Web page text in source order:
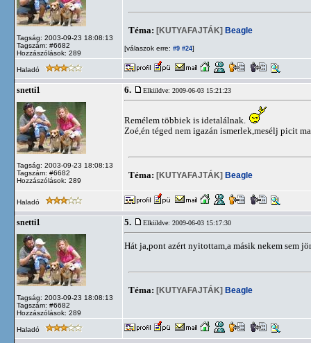
Tagság: 2003-09-23 18:08:13
Tagszám: #6682
Hozzászólások: 289
Téma: [KUTYAFAJTÁK] Beagle
[válaszok erre: #9 #24]
Haladó
snetti1
Tagság: 2003-09-23 18:08:13
Tagszám: #6682
Hozzászólások: 289
6. Elküldve: 2009-06-03 15:21:23
Remélem többiek is idetalálnak.
Zoé,én téged nem igazán ismerlek,mesélj picit
Téma: [KUTYAFAJTÁK] Beagle
Haladó
snetti1
Tagság: 2003-09-23 18:08:13
Tagszám: #6682
Hozzászólások: 289
5. Elküldve: 2009-06-03 15:17:30
Hát ja,pont azért nyitottam,a másik nekem sem
Téma: [KUTYAFAJTÁK] Beagle
Haladó